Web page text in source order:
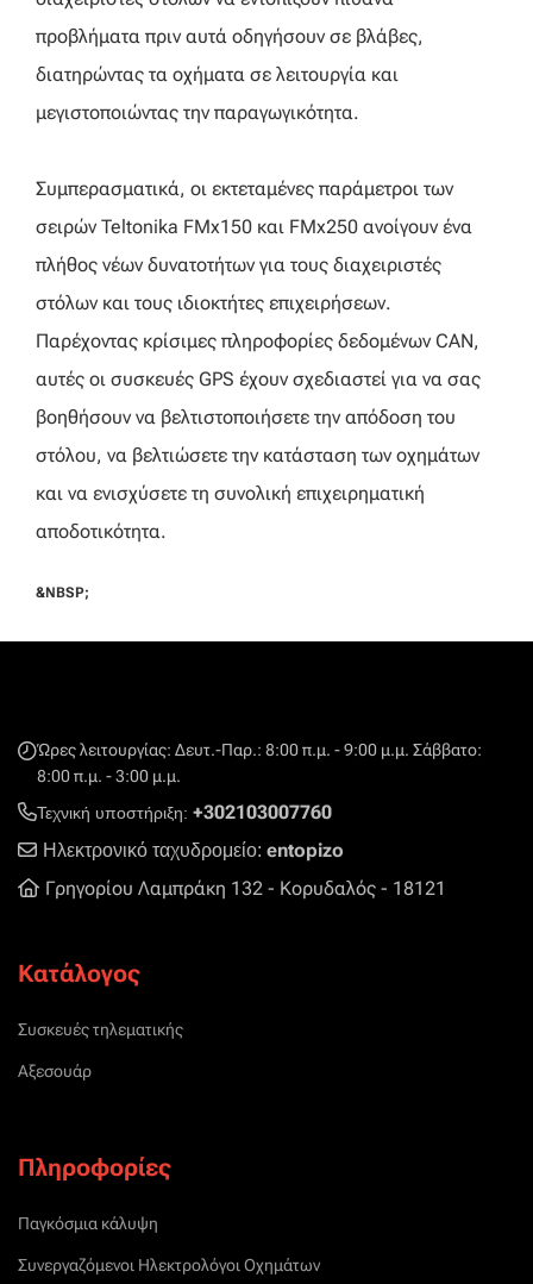
προβλήματα πριν αυτά οδηγήσουν σε βλάβες,
διατηρώντας τα οχήματα σε λειτουργία και
μεγιστοποιώντας την παραγωγικότητα.
Συμπερασματικά, οι εκτεταμένες παράμετροι των
σειρών Teltonika FMx150 και FMx250 ανοίγουν ένα
πλήθος νέων δυνατοτήτων για τους διαχειριστές
στόλων και τους ιδιοκτήτες επιχειρήσεων.
Παρέχοντας κρίσιμες πληροφορίες δεδομένων CAN,
αυτές οι συσκευές GPS έχουν σχεδιαστεί για να σας
βοηθήσουν να βελτιστοποιήσετε την απόδοση του
στόλου, να βελτιώσετε την κατάσταση των οχημάτων
και να ενισχύσετε τη συνολική επιχειρηματική
αποδοτικότητα.
&NBSP;
Ώρες λειτουργίας: Δευτ.-Παρ.: 8:00 π.μ. - 9:00 μ.μ. Σάββατο:
8:00 π.μ. - 3:00 μ.μ.
Τεχνική υποστήριξη: +302103007760
Ηλεκτρονικό ταχυδρομείο: entopizo
Γρηγορίου Λαμπράκη 132 - Κορυδαλός - 18121
Κατάλογος
Συσκευές τηλεματικής
Αξεσουάρ
Πληροφορίες
Παγκόσμια κάλυψη
Συνεργαζόμενοι Ηλεκτρολόγοι Οχημάτων